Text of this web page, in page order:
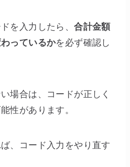
を入力したら、合計金額
っているかを必ず確認し
場合は、コードが正しく
性があります。
、コード入力をやり直す